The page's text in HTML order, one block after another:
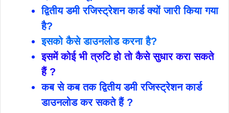
द्वितीय डमी रजिस्ट्रेशन कार्ड क्यों जारी किया गया
है?
इसको कैसे डाउनलोड करना है?
इसमें कोई भी त्रुटि हो तो कैसे सुधार करा सकते
हैं ?
कब से कब तक द्वितीय डमी रजिस्ट्रेशन कार्ड
डाउनलोड कर सकते हैं ?